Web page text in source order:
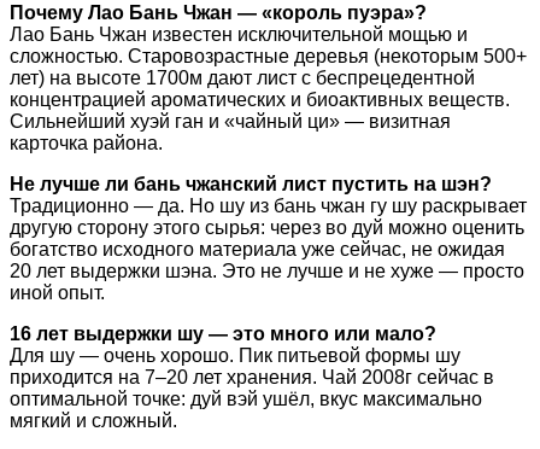
Почему Лао Бань Чжан — «король пуэра»?
Лао Бань Чжан известен исключительной мощью и
сложностью. Старовозрастные деревья (некоторым 500+
лет) на высоте 1700м дают лист с беспрецедентной
концентрацией ароматических и биоактивных веществ.
Сильнейший хуэй ган и «чайный ци» — визитная
карточка района.
Не лучше ли бань чжанский лист пустить на шэн?
Традиционно — да. Но шу из бань чжан гу шу раскрывает
другую сторону этого сырья: через во дуй можно оценить
богатство исходного материала уже сейчас, не ожидая
20 лет выдержки шэна. Это не лучше и не хуже — просто
иной опыт.
16 лет выдержки шу — это много или мало?
Для шу — очень хорошо. Пик питьевой формы шу
приходится на 7–20 лет хранения. Чай 2008г сейчас в
оптимальной точке: дуй вэй ушёл, вкус максимально
мягкий и сложный.